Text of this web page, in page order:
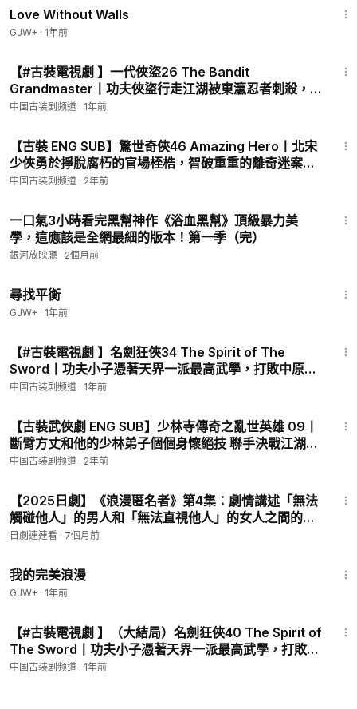
qfS
《奇门女将丨Legendary Kungfu Amazons》
LSDi
Love Without Walls
GJW+ · 1年前
【#古裝電視劇 】一代俠盜26 The Bandit
Grandmaster丨功夫俠盜行走江湖被東瀛忍者刺殺，
一招制敵輕功天下第一！#張智堯 #樊少皇 #engsub
中国古装剧频道 · 1年前
【古裝 ENG SUB】驚世奇俠46 Amazing Hero丨北宋
少俠勇於掙脫腐朽的官場桎梏，智破重重的離奇迷案！
#黃維德 #張檬
中国古装剧频道 · 2年前
一口氣3小時看完黑幫神作《浴血黑幫》頂級暴力美
學，這應該是全網最細的版本！第一季（完）
銀河放映廳 · 2個月前
尋找平衡
GJW+ · 1年前
【#古裝電視劇 】名劍狂俠34 The Spirit of The
Sword丨功夫小子憑著天界一派最高武學，打敗中原無
數高手！大俠為求劍道巔峰上門單挑，卻被一招斃命！
中国古装剧频道 · 1年前
【古裝武俠劇 ENG SUB】少林寺傳奇之亂世英雄 09丨
斷臂方丈和他的少林弟子個個身懷絕技 聯手決戰江湖第
一高手
中国古装剧频道 · 2年前
【2025日劇】《浪漫匿名者》第4集：劇情講述「無法
觸碰他人」的男人和「無法直視他人」的女人之間的奇
妙邂逅，透過巧克力的魔力漸漸克服心理障礙，展開一
日劇連連看 · 7個月前
我的完美浪漫
GJW+ · 1年前
【#古裝電視劇 】（大結局）名劍狂俠40 The Spirit of
The Sword丨功夫小子憑著天界一派最高武學，打敗中
原無數高手！大俠為求劍道巔峰上門單挑，卻被一招斃
中国古装剧频道 · 1年前